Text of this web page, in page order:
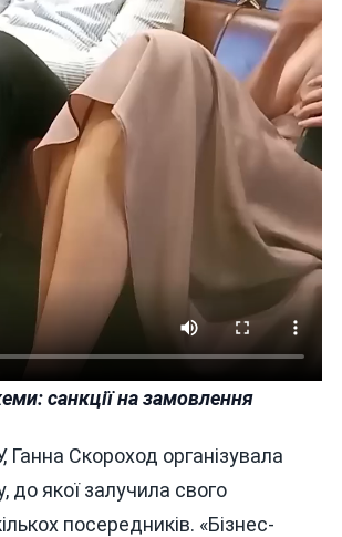
санкції на замовлення
Ганна Скороход організувала
до якої залучила свого
посередників. «Бізнес-